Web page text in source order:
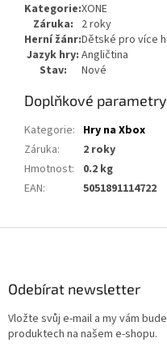
Kategorie:XONE
Záruka: 2 roky
Herní žánr:Dětské pro více
Jazyk hry: Angličtina
Stav:
Nové
Doplňkové parametry
Kategorie: Hry na Xbox
Záruka:
2 roky
Hmotnost:
0.2 kg
EAN: 5051891114722
Odebírat newsletter
Vložte svůj e-mail a my vám
produktech na našem e-shopu.